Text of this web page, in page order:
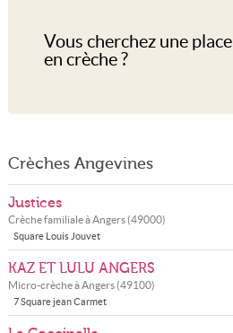
Vous cherchez une place
en crèche ?
Crèches Angevines
Justices
Crèche familiale àAngers(49000)
Square Louis Jouvet
KAZ ET LULU ANGERS
Micro-crèche àAngers(49100)
7 Square jean Carmet